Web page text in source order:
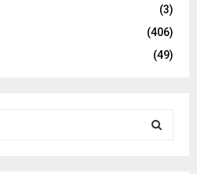
(3)
(406)
(49)